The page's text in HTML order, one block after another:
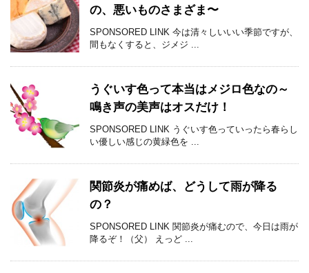
の、悪いものさまざま〜
SPONSORED LINK 今は清々しいいい季節ですが、
間もなくすると、ジメジ ...
うぐいす色って本当はメジロ色なの～
鳴き声の美声はオスだけ！
SPONSORED LINK うぐいす色っていったら春らし
い優しい感じの黄緑色を ...
関節炎が痛めば、どうして雨が降る
の？
SPONSORED LINK 関節炎が痛むので、今日は雨が
降るぞ！（父） えっど ...